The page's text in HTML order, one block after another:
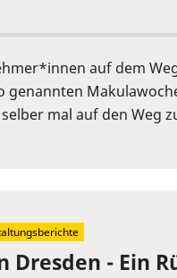
auf dem
mal auf den Weg
- Ein